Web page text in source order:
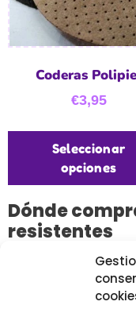
Coderas
€3,95
Seleccionar
opciones
Dónde
resistentes
Las coderas para
cualquier hogar y
que es habitual que